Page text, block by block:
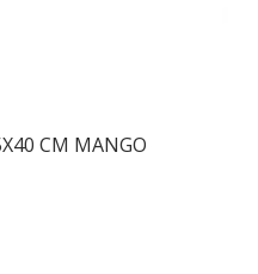
CM MANGO